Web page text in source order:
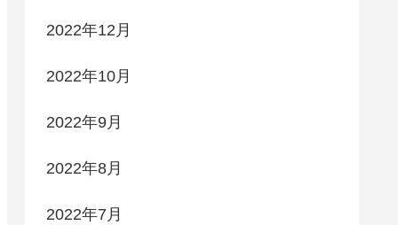
2022年12月
2022年10月
2022年9月
2022年8月
2022年7月